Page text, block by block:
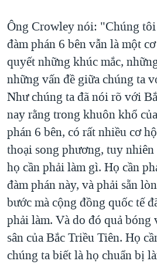
Ông Crowley nói: "Chúng
đàm phán 6 bên vẫn là một
quyết những khúc mắc,
những vấn đề giữa chúng ta
Như chúng ta đã nói rõ với
nay rằng trong khuôn khổ
phán 6 bên, có rất nhiều cơ
thoại song phương, tuy
họ cần phải làm gì. Họ cần
đàm phán này, và phải sẵn
bước mà cộng đồng quốc tế
phải làm. Và do đó quả bóng
sân của Bắc Triều Tiên. Họ
chúng ta biết là họ chuẩn bị